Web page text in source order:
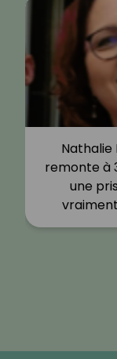
Nathalie
remonte à
une